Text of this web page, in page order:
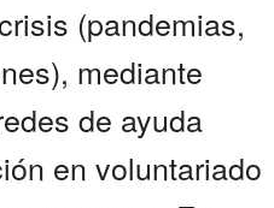
(pandemias,
mediante
de ayuda
en voluntariado